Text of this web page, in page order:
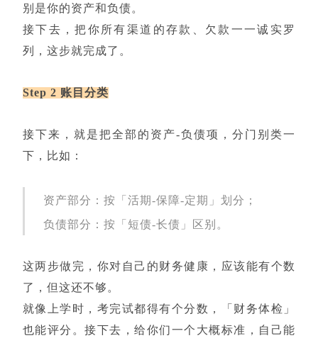
别是你的资产和负债。
接下去，把你所有渠道的存款、欠款一一诚实罗
列，这步就完成了。
Step 2 账目分类
接下来，就是把全部的资产-负债项，分门别类一
下，比如：
资产部分：按「活期-保障-定期」划分；
负债部分：按「短债-长债」区别。
这两步做完，你对自己的财务健康，应该能有个数
了，但这还不够。
就像上学时，考完试都得有个分数，「财务体检」
也能评分。接下去，给你们一个大概标准，自己能